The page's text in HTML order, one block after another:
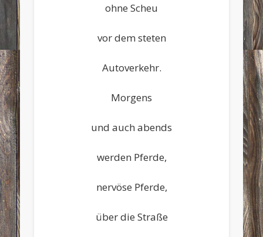
ohne Scheu
vor dem steten
Autoverkehr.
Morgens
und auch abends
werden Pferde,
nervöse Pferde,
über die Straße